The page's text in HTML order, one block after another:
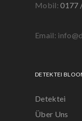
Mobil:0177
Email:
DETEKTEI
Detektei
Über Uns